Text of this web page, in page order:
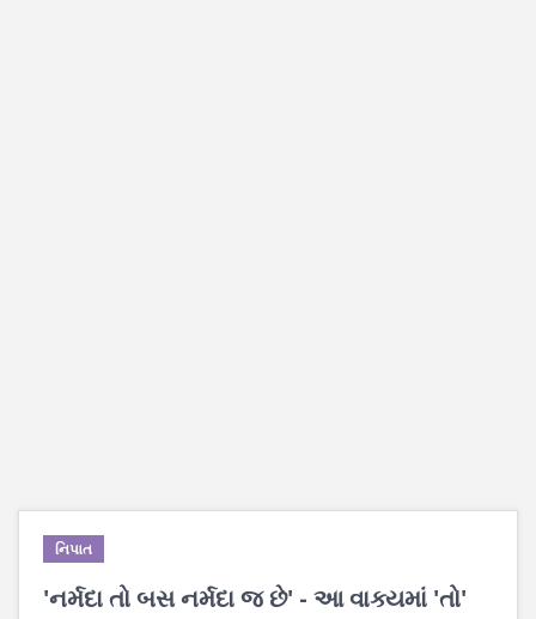
નિપાત
'નર્મદા તો બસ નર્મદા જ છે' - આ વાક્યમાં 'તો'